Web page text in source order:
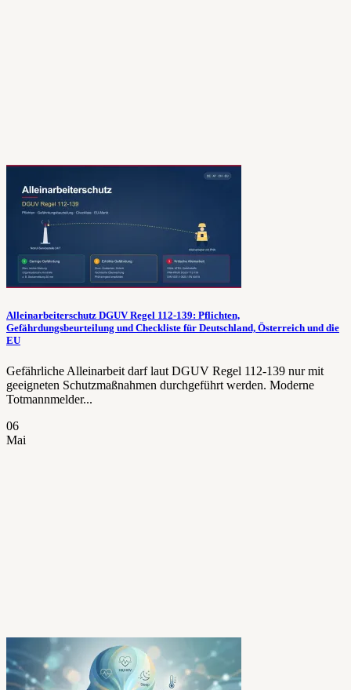
Alleinarbeiterschutz DGUV Regel 112-139: Pflichten,
Gefährdungsbeurteilung und Checkliste für Deutschland, Österreich und die
EU
Gefährliche Alleinarbeit darf laut DGUV Regel 112-139 nur mit
geeigneten Schutzmaßnahmen durchgeführt werden. Moderne
Totmannmelder...
06
Mai